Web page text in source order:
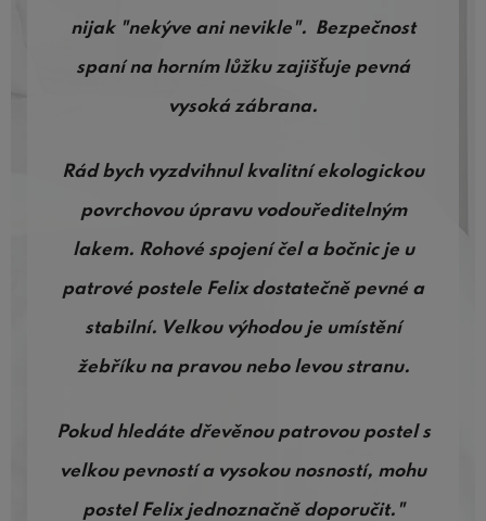
nijak "nekýve ani nevikle". Bezpečnost
spaní na horním lůžku zajišťuje pevná
vysoká zábrana.
Rád bych vyzdvihnul kvalitní ekologickou
povrchovou úpravu vodouředitelným
lakem. Rohové spojení čel a bočnic je u
patrové postele Felix dostatečně pevné a
stabilní. Velkou výhodou je umístění
žebříku na pravou nebo levou stranu.
Pokud hledáte dřevěnou patrovou postel s
velkou pevností a vysokou nosností, mohu
postel Felix jednoznačně doporučit."